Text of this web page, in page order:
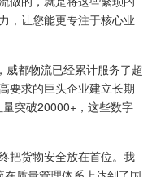
，让您能更专注于核心业
威都物流已经累计服务了超
要求的巨头企业建立长期
突破20000+，这些数字
把货物安全放在首位。我